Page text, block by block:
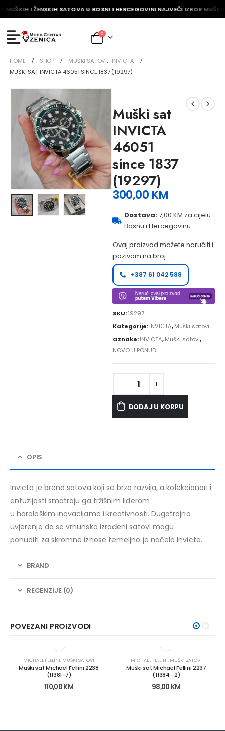
MUŠKIH I ŽENSKIH SATOVA U BOSNI I HERCEGOVINI NAJVEĆI IZBOR
0
HOME SHOP MUŠKI SATOVI, INVICTA
MUŠKI SAT INVICTA 46051 SINCE 1837 (19297)
Muški sat
INVICTA
46051
since 1837
(19297)
300,00 KM
Dostava:7,00 KM za cijelu
Bosnu i Hercegovinu
Ovaj proizvod možete naručiti i
pozivom na broj:
+387 61 042 588
SKU:19297
Kategorije:INVICTA,Muški satovi
Oznake:INVICTA,Muški satovi,
NOVO U PONUDI
DODAJ U KORPU
OPIS
Invicta je brend satova koji se brzo razvija, a kolekcionari i
entuzijasti smatraju ga tržišnim liderom
u horološkim inovacijama i kreativnosti. Dugotrajno
uvjerenje da se vrhunsko izrađeni satovi mogu
ponuditi za skromne iznose temeljno je načelo Invicte.
BRAND
RECENZIJE (0)
POVEZANI PROIZVODI
MICHAEL FELLINI, MUŠKI SATOVI
Muški sat Michael Fellini 2238
(11381-7)
110,00KM
MICHAEL FELLINI, MUŠKI SATOVI
Muški sat Michael Fellini 2237
(11384 -2)
98,00 KM